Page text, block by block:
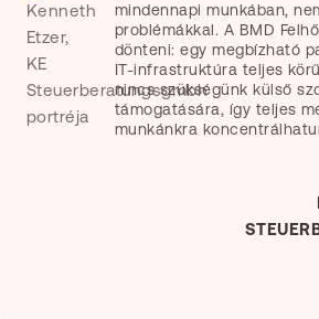
mindennapi munkában,
problémákkal. A BMD
dönteni: egy megbízható
IT-infrastruktúra teljes
nincs szükségünk külső
támogatására, így teljes
munkánkra